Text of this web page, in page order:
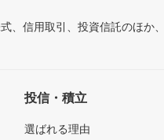
、信用取引、投資信託のほか
投信・積立
選ばれる理由